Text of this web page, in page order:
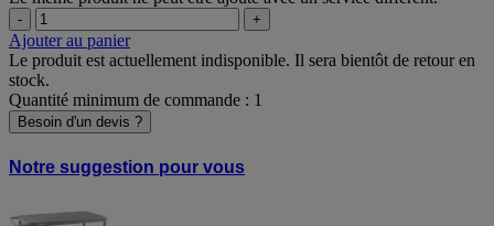
- +
Ajouter au panier
Le produit est actuellement indisponible. Il sera bientôt de retour en
stock.
Quantité minimum de commande : 1
Besoin d'un devis ?
Notre suggestion pour vous